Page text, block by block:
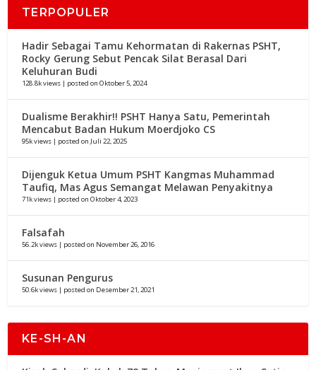
TERPOPULER
Hadir Sebagai Tamu Kehormatan di Rakernas PSHT,
Rocky Gerung Sebut Pencak Silat Berasal Dari
Keluhuran Budi
128.8k views | posted on Oktober 5, 2024
Dualisme Berakhir!! PSHT Hanya Satu, Pemerintah
Mencabut Badan Hukum Moerdjoko CS
95k views | posted on Juli 22, 2025
Dijenguk Ketua Umum PSHT Kangmas Muhammad
Taufiq, Mas Agus Semangat Melawan Penyakitnya
71k views | posted on Oktober 4, 2023
Falsafah
56.2k views | posted on November 26, 2016
Susunan Pengurus
50.6k views | posted on Desember 21, 2021
KE-SH-AN